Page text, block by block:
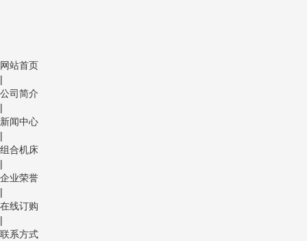
网站首页
|
公司简介
|
新闻中心
|
组合机床
|
企业荣誉
|
在线订购
|
联系方式